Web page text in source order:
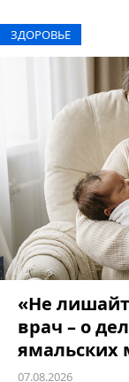
ЗДОРОВЬЕ
«Не
врач – о
ямальских
07.08.2026